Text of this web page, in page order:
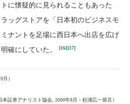
に懐疑的に見られることもあった
ッグストアを「日本初のビジネスモ
ナントを足場に西日本へ出店を広げ
確にしていた。
[16][17]
）
証券アナリスト協会, 2000年8月・杉浦広一発言）